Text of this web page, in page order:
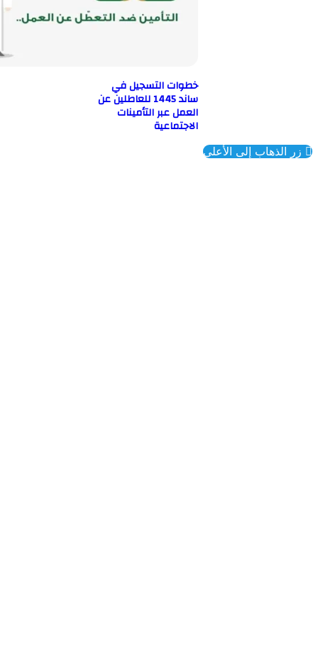
خطوات التسجيل في
ساند 1445 للعاطلين عن
العمل عبر التأمينات
الاجتماعية
إلى الأعلى